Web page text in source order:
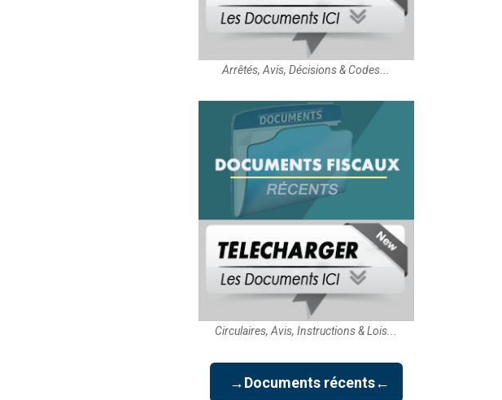
Arrêtés, Avis, Décisions & Codes...
Circulaires, Avis, Instructions & Lois...
→Documents récents←